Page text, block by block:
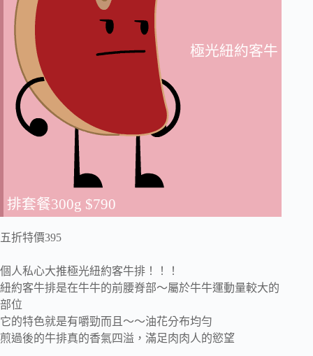
極光紐約客牛
排套餐300g $790
五折特價395
個人私心大推極光紐約客牛排！！！
紐約客牛排是在牛牛的前腰脊部～屬於牛牛運動量較大的
部位
它的特色就是有嚼勁而且～～油花分布均勻
煎過後的牛排真的香氣四溢，滿足肉肉人的慾望